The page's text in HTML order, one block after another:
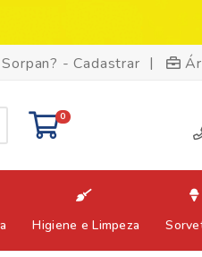
- Cadastrar |
0
Higiene e Limpeza